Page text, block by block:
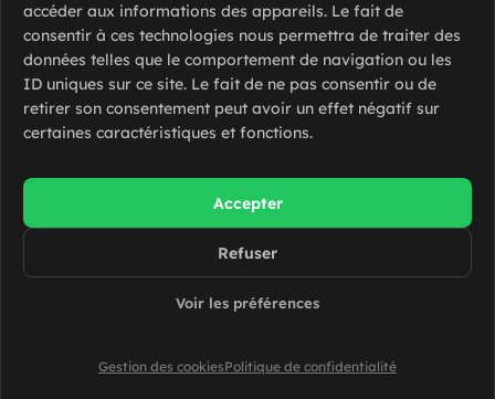
accéder aux informations des appareils. Le fait de
consentir à ces technologies nous permettra de traiter des
données telles que le comportement de navigation ou les
ID uniques sur ce site. Le fait de ne pas consentir ou de
retirer son consentement peut avoir un effet négatif sur
certaines caractéristiques et fonctions.
Accepter
Refuser
Voir les préférences
Gestion des cookiesPolitique de confidentialité
Contacter Slash Intérim
Réseaux sociaux
© 2026 Slash intérim. Tous droits réservés
Mentions légales